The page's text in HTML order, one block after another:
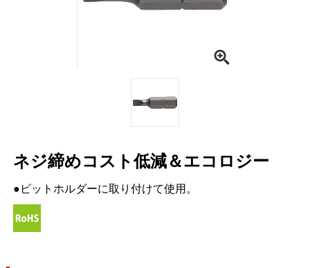
ネジ締めコスト低減＆エコロジー
●ビットホルダーに取り付けて使用。